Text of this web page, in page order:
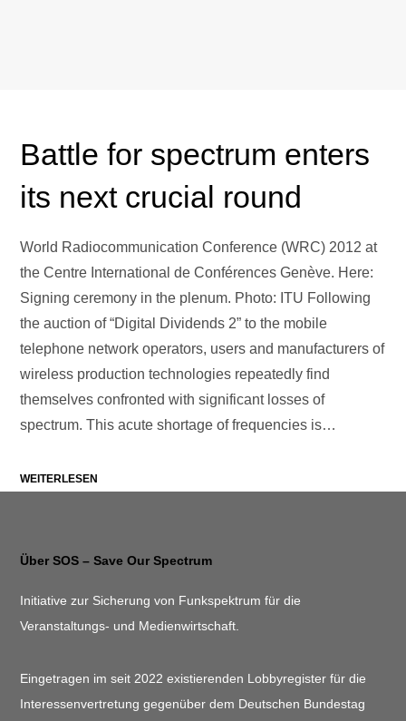
Battle for spectrum enters
its next crucial round
World Radiocommunication Conference (WRC) 2012 at
the Centre International de Conférences Genève. Here:
Signing ceremony in the plenum. Photo: ITU Following
the auction of “Digital Dividends 2” to the mobile
telephone network operators, users and manufacturers of
wireless production technologies repeatedly find
themselves confronted with significant losses of
spectrum. This acute shortage of frequencies is…
WEITERLESEN
Über SOS – Save Our Spectrum
Initiative zur Sicherung von Funkspektrum für die
Veranstaltungs- und Medienwirtschaft.
Eingetragen im seit 2022 existierenden Lobbyregister für die
Interessenvertretung gegenüber dem Deutschen Bundestag